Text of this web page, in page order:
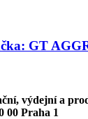
GT
výdejní a
00 Praha 1